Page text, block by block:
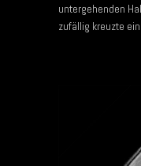
untergehenden
zufällig kreuzte